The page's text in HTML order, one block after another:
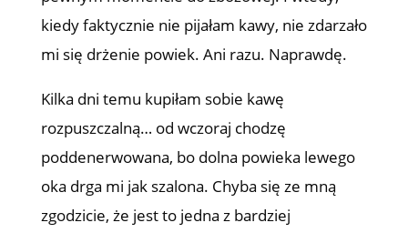
kiedy faktycznie nie pijałam kawy, nie zdarzało
mi się drżenie powiek. Ani razu. Naprawdę.
Kilka dni temu kupiłam sobie kawę
rozpuszczalną… od wczoraj chodzę
poddenerwowana, bo dolna powieka lewego
oka drga mi jak szalona. Chyba się ze mną
zgodzicie, że jest to jedna z bardziej